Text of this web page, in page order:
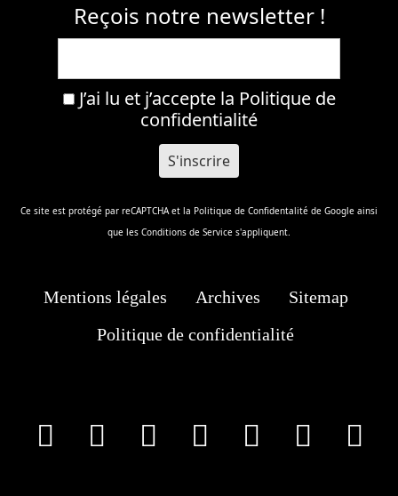
Reçois notre newsletter !
J’ai lu et j’accepte la Politique de
confidentialité
Ce site est protégé par reCAPTCHA et la Politique de Confidentalité de Google ainsi
que les Conditions de Service s'appliquent.
Mentions légales Archives
Sitemap
Politique de confidentialité
facebookInstagram
Youtube
Tik Tok